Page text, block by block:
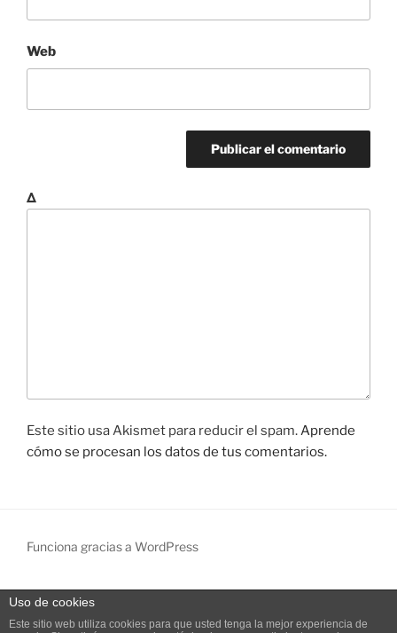
Web
Δ
Este sitio usa Akismet para reducir el spam. Aprende
cómo se procesan los datos de tus comentarios.
Funciona gracias a WordPress
Uso de cookies
Este sitio web utiliza cookies para que usted tenga la mejor experiencia de